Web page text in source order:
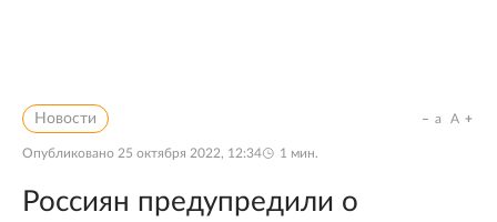
Новости
Опубликовано 25 октября 2022, 12:34 1 мин.
a A
Россиян предупредили о